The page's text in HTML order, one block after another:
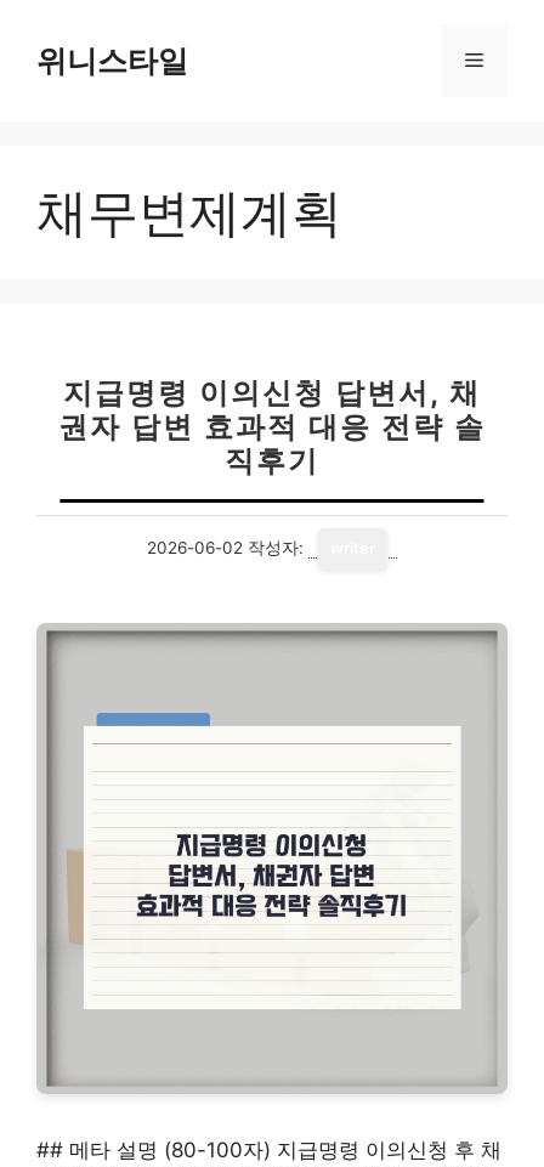
위니스타일 메
채무변제계획
지급명령 이의신청 답변서, 채
권자 답변 효과적 대응 전략 솔
직후기
2026-06-02 작성자:
## 메타 설명 (80-100자) 지급명령 이의신청 후 채